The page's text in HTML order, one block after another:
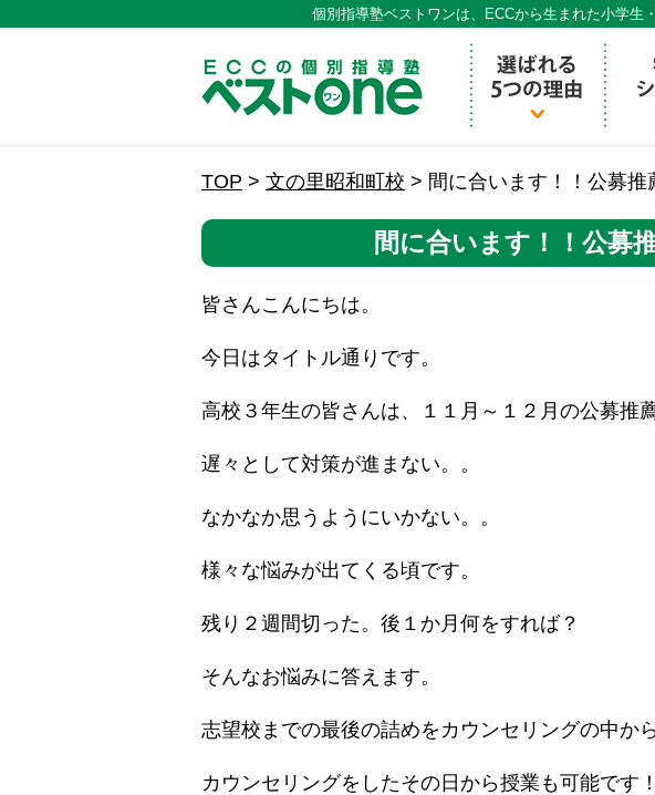
個別指導塾ベストワンは、ECCから生まれた小学生
ECCの個別指導ECCベス
TOP > 文の里昭和町校 > 間に合います！！公募推
間に合います！！公募
皆さんこんにちは。
今日はタイトル通りです。
高校３年生の皆さんは、１１月～１２月の公募推
遅々として対策が進まない。。
なかなか思うようにいかない。。
様々な悩みが出てくる頃です。
残り２週間切った。後１か月何をすれば？
そんなお悩みに答えます。
志望校までの最後の詰めをカウンセリングの中か
カウンセリングをしたその日から授業も可能です！